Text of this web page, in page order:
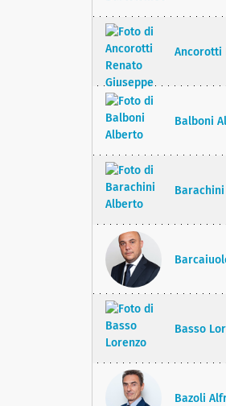
Ancorotti
Balboni
Basso
Bazoli